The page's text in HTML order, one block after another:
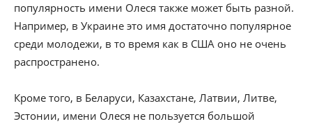
популярность имени Олеся также может быть разной.
Например, в Украине это имя достаточно популярное
среди молодежи, в то время как в США оно не очень
распространено.
Кроме того, в Беларуси, Казахстане, Латвии, Литве,
Эстонии, имени Олеся не пользуется большой